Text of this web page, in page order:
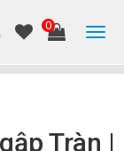
0
Tràn |